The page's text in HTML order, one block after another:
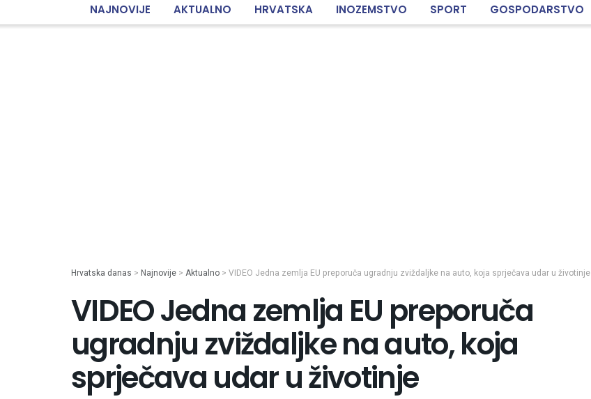
NAJNOVIJE AKTUALNO HRVATSKA INOZEMSTVO SPORT GOSPODARSTVO
Hrvatska danas > Najnovije > Aktualno > VIDEO Jedna zemlja EU preporuča ugradnju zviždaljke na auto, koja sprječava udar u životinje
VIDEO Jedna zemlja EU preporuča
ugradnju zviždaljke na auto, koja
sprječava udar u životinje